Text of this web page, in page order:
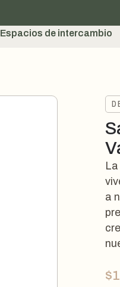
Espacios de intercambio
a
$